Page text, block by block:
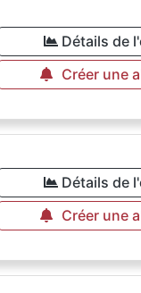
Détails de
Créer une
Détails de
Créer une